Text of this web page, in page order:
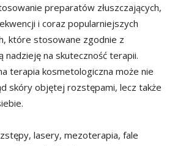
preparatów złuszczających,
i coraz popularniejszych
które stosowane zgodnie z
nadzieję na skuteczność terapii.
terapia kosmetologiczna może nie
skóry objętej rozstępami, lecz także
lasery, mezoterapia, fale